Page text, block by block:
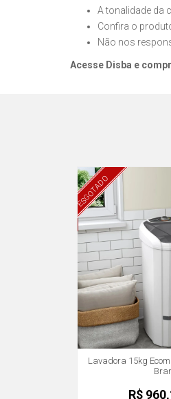
A tonalidade da
Confira o
Não nos
Acesse Disba e
ESGOTADO
Lavadora 15kg
R$